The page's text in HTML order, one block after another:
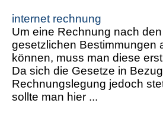
internet rechnung
Um eine Rechnung nach
gesetzlichen Bestimmungen
können, muss man diese
Da sich die Gesetze in
Rechnungslegung jedoch
sollte man hier ...